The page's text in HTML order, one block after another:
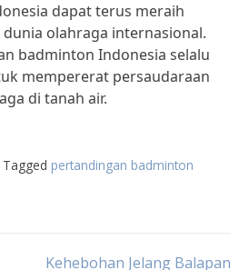
dapat terus meraih
olahraga internasional.
badminton Indonesia selalu
mempererat persaudaraan
di tanah air.
Tagged pertandingan badminton
Kehebohan Jelang Balapan